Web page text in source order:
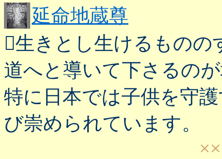
延命地蔵尊
生きとし生けるものの
道へと導いて下さるの
特に日本では子供を守
び崇められています。